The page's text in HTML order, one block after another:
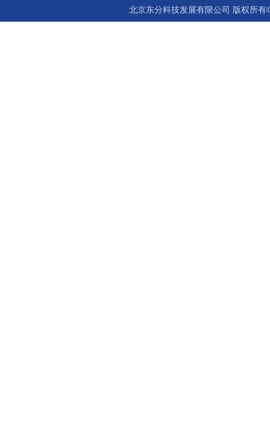
北京东分科技发展有限公司 版权所